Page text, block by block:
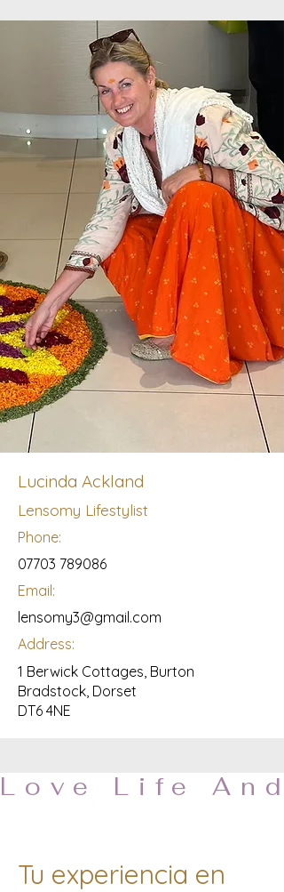
Lucinda Ackland
Lensomy Lifestylist
Phone:
07703 789086
Email:
lensomy3@gmail.com
Address:
1 Berwick Cottages, Burton
Bradstock, Dorset
DT6 4NE
Tu experiencia en